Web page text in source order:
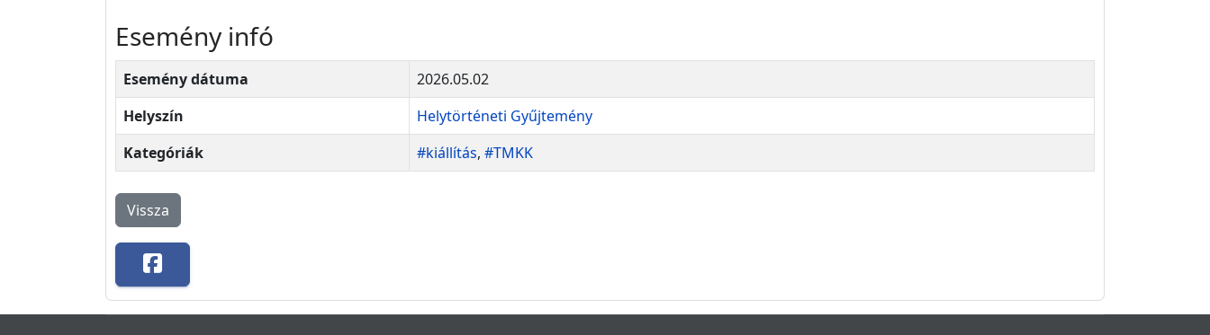
Esemény infó
Esemény dátuma
2026.05.02
Helyszín
Helytörténeti Gyűjtemény
Kategóriák
#kiállítás, #TMKK
Vissza